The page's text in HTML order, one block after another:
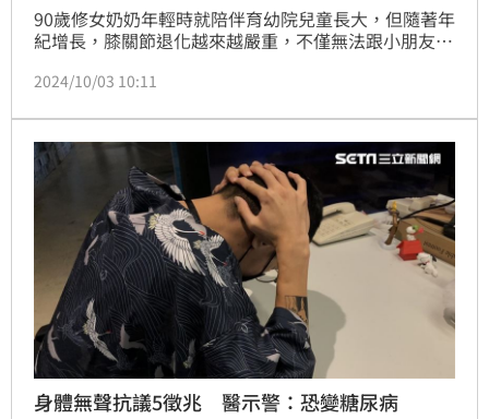
90歲修女奶奶年輕時就陪伴育幼院兒童長大，但隨著年
紀增長，膝關節退化越來越嚴重，不僅無法跟小朋友跑
就醫治療，經評估後，醫師考量患者對手術開刀接受度
狀明顯改善，讓她笑說：感覺年輕許多！
2024/10/03 10:11
身體無聲抗議5徵兆 醫示警：恐變糖尿病